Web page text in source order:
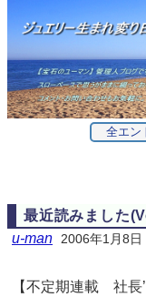
全エン
最近読みました
u-man 2006年1月8日
【不定期連載 社長